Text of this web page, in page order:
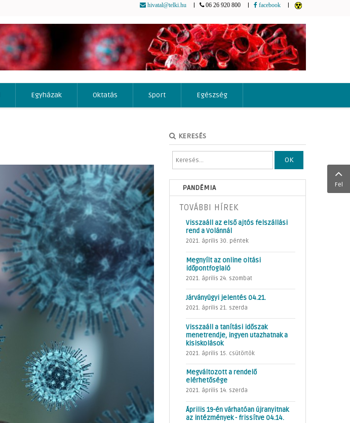
hivatal@telki.hu 06 26 920 800 facebook
Egyházak Oktatás Sport Egészség
KERESÉS
OK
PANDÉMIA
TOVÁBBI HÍREK
Visszaáll az első ajtós felszállási
rend a Volánnál
2021. április 30. péntek
Megnyílt az online oltási
időpontfoglaló
2021. április 24. szombat
Járványügyi jelentés 04.21.
2021. április 21. szerda
Visszaáll a tanítási időszak
menetrendje, ingyen utazhatnak a
kisiskolások
2021. április 15. csütörtök
Megváltozott a rendelő
elérhetősége
2021. április 14. szerda
Április 19-én várhatóan újranyitnak
az intézmények - frissítve 04.14.
Fel